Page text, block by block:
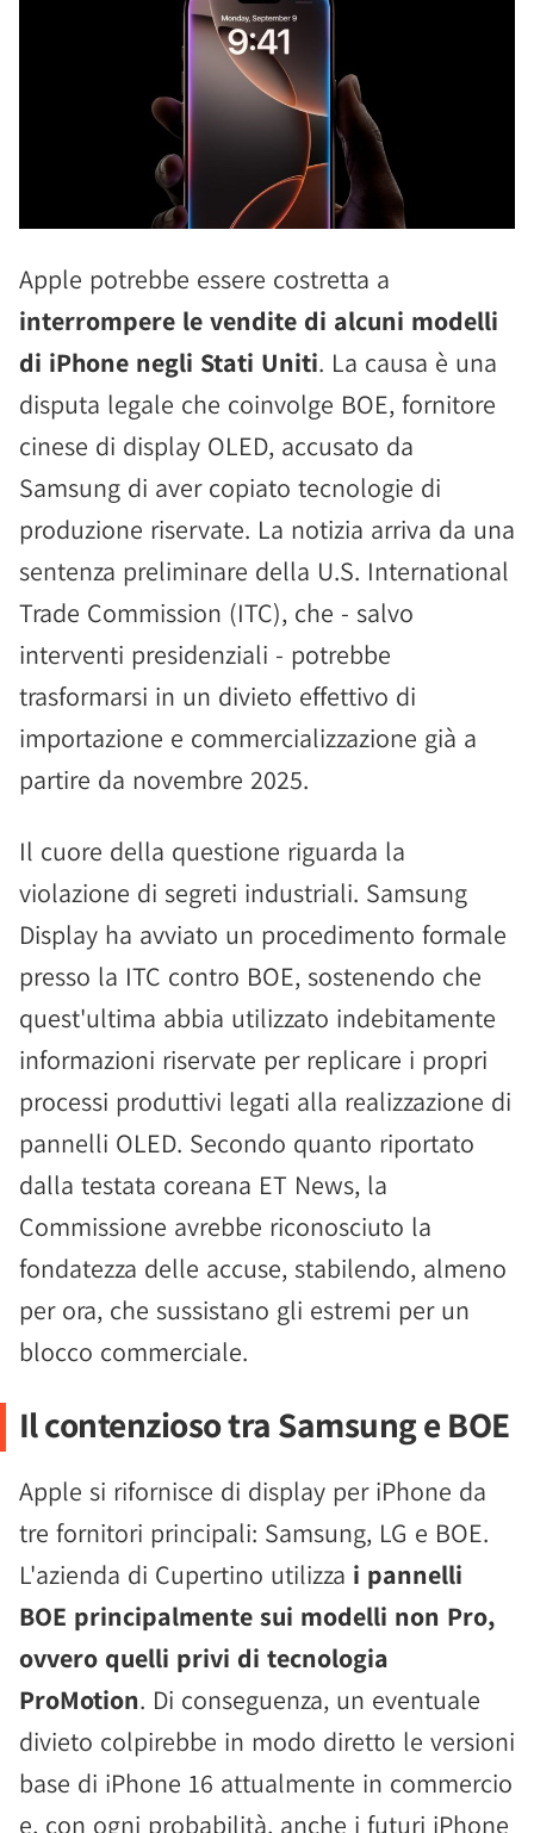
Apple potrebbe essere costretta a
interrompere le vendite di alcuni modelli
di iPhone negli Stati Uniti. La causa è una
disputa legale che coinvolge BOE, fornitore
cinese di display OLED, accusato da
Samsung di aver copiato tecnologie di
produzione riservate. La notizia arriva da una
sentenza preliminare della U.S. International
Trade Commission (ITC), che - salvo
interventi presidenziali - potrebbe
trasformarsi in un divieto effettivo di
importazione e commercializzazione già a
partire da novembre 2025.
Il cuore della questione riguarda la
violazione di segreti industriali. Samsung
Display ha avviato un procedimento formale
presso la ITC contro BOE, sostenendo che
quest'ultima abbia utilizzato indebitamente
informazioni riservate per replicare i propri
processi produttivi legati alla realizzazione di
pannelli OLED. Secondo quanto riportato
dalla testata coreana ET News, la
Commissione avrebbe riconosciuto la
fondatezza delle accuse, stabilendo, almeno
per ora, che sussistano gli estremi per un
blocco commerciale.
Il contenzioso tra Samsung e BOE
Apple si rifornisce di display per iPhone da
tre fornitori principali: Samsung, LG e BOE.
L'azienda di Cupertino utilizza i pannelli
BOE principalmente sui modelli non Pro,
ovvero quelli privi di tecnologia
ProMotion. Di conseguenza, un eventuale
divieto colpirebbe in modo diretto le versioni
base di iPhone 16 attualmente in commercio
e, con ogni probabilità, anche i futuri iPhone